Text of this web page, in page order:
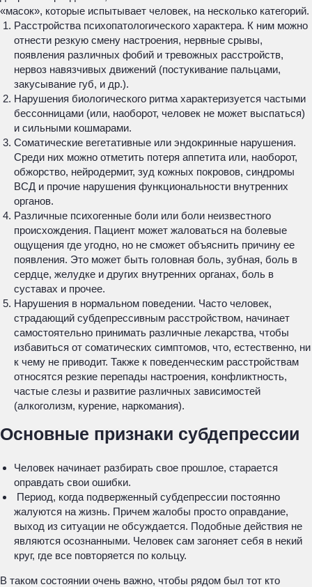
«масок», которые испытывает человек, на несколько категорий.
Расстройства психопатологического характера. К ним можно
отнести резкую смену настроения, нервные срывы,
появления различных фобий и тревожных расстройств,
нервоз навязчивых движений (постукивание пальцами,
закусывание губ, и др.).
Нарушения биологического ритма характеризуется частыми
бессонницами (или, наоборот, человек не может выспаться)
и сильными кошмарами.
Соматические вегетативные или эндокринные нарушения.
Среди них можно отметить потеря аппетита или, наоборот,
обжорство, нейродермит, зуд кожных покровов, синдромы
ВСД и прочие нарушения функциональности внутренних
органов.
Различные психогенные боли или боли неизвестного
происхождения. Пациент может жаловаться на болевые
ощущения где угодно, но не сможет объяснить причину ее
появления. Это может быть головная боль, зубная, боль в
сердце, желудке и других внутренних органах, боль в
суставах и прочее.
Нарушения в нормальном поведении. Часто человек,
страдающий субдепрессивным расстройством, начинает
самостоятельно принимать различные лекарства, чтобы
избавиться от соматических симптомов, что, естественно, ни
к чему не приводит. Также к поведенческим расстройствам
относятся резкие перепады настроения, конфликтность,
частые слезы и развитие различных зависимостей
(алкоголизм, курение, наркомания).
Основные признаки субдепрессии
Человек начинает разбирать свое прошлое, старается
оправдать свои ошибки.
Период, когда подверженный субдепрессии постоянно
жалуются на жизнь. Причем жалобы просто оправдание,
выход из ситуации не обсуждается. Подобные действия не
являются осознанными. Человек сам загоняет себя в некий
круг, где все повторяется по кольцу.
В таком состоянии очень важно, чтобы рядом был тот кто